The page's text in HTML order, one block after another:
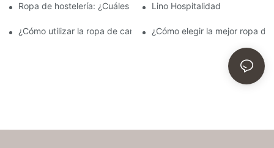
Ropa de hostelería: ¿Cuáles son las características?
Lino Hospitalidad
¿Cómo utilizar la ropa de cama de hospitalidad para sus
¿Cómo elegir la mejor ropa de